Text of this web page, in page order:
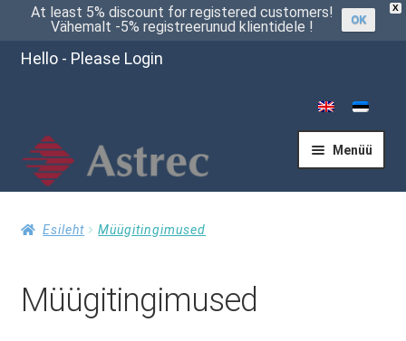
X
At least 5% discount for registered customers!
Vähemalt -5% registreerunud klientidele !
OK
Hello - Please Login
Menüü
Esileht
Kassasse
Esileht Müügitingimused
Müügitingimused